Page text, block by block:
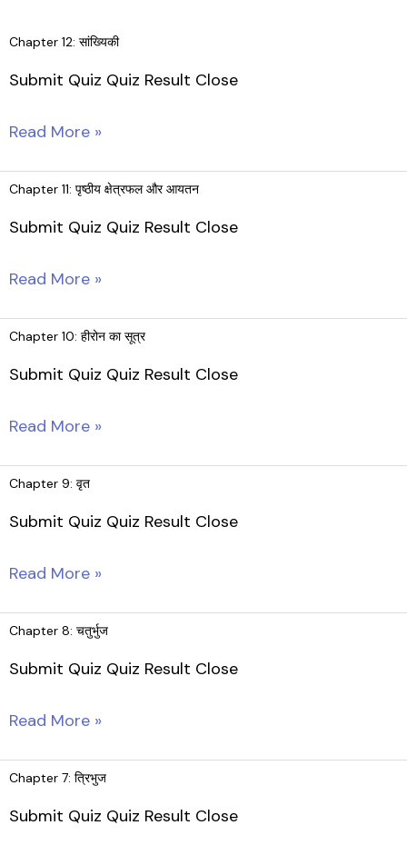
toChapter 12: सांख्यिकी
Submit Quiz Quiz Result Close
Chapter
सांख्यिकी
Read More »
Chapter 11: पृष्ठीय क्षेत्रफल और आयतन
Submit Quiz Quiz Result Close
Chapter
पृष्ठीय
और
आयतन
Read More »
Chapter 10: हीरोन का सूत्र
Submit Quiz Quiz Result Close
Chapter
हीरोन
सूत्र
Read More »
Chapter 9: वृत
Submit Quiz Quiz Result Close
Chapter
वृत
Read More »
Chapter 8: चतुर्भुज
Submit Quiz Quiz Result Close
Chapter
चतुर्भुज
Read More »
Chapter 7: त्रिभुज
Submit Quiz Quiz Result Close